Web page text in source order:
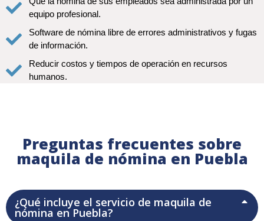
equipo profesional.
Software de nómina libre de errores administrativos y fugas
de información.
Reducir costos y tiempos de operación en recursos
humanos.
Preguntas frecuentes sobre
maquila de nómina en Puebla
¿Qué incluye el servicio de maquila de
nómina en Puebla?